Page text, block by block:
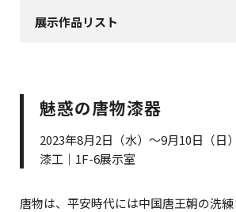
展示作品リスト
魅惑の唐物漆器
2023年8月2日（水）～9月10日（日）
漆工｜1F-6展示室
唐物は、平安時代には中国唐王朝の洗